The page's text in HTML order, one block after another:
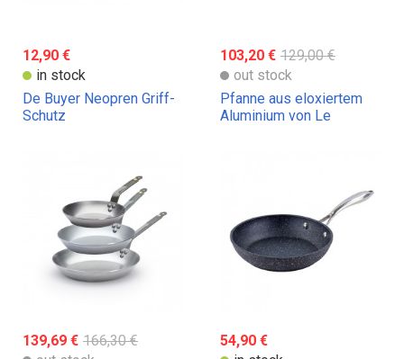
12,90 €
in stock
De Buyer Neopren Griff-
Schutz
103,20 € 129,00 €
out stock
Pfanne aus eloxiertem
Aluminium von Le
139,69 € 166,30 €
54,90 €